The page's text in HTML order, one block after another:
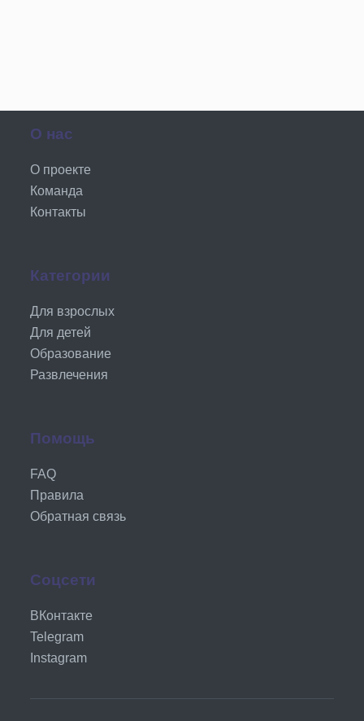
О нас
О проекте
Команда
Контакты
Категории
Для взрослых
Для детей
Образование
Развлечения
Помощь
FAQ
Правила
Обратная связь
Соцсети
ВКонтакте
Telegram
Instagram